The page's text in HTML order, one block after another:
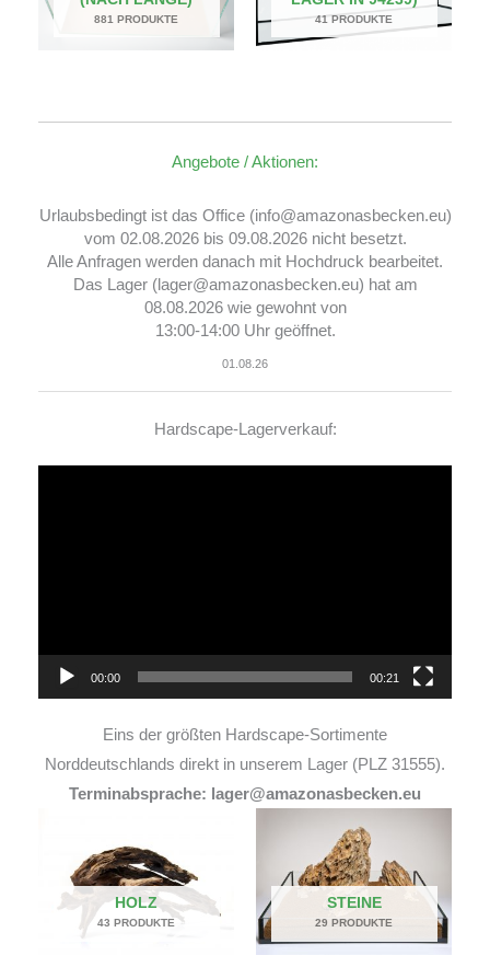
881 PRODUKTE 41 PRODUKTE
Angebote / Aktionen:
Urlaubsbedingt ist das Office (info@amazonasbecken.eu)
vom 02.08.2026 bis 09.08.2026 nicht besetzt.
Alle Anfragen werden danach mit Hochdruck bearbeitet.
Das Lager (lager@amazonasbecken.eu) hat am
08.08.2026 wie gewohnt von
13:00-14:00 Uhr geöffnet.
01.08.26
Hardscape-Lagerverkauf:
00:00 00:21
Eins der größten Hardscape-Sortimente
Norddeutschlands direkt in unserem Lager (PLZ 31555).
Terminabsprache: lager@amazonasbecken.eu
HOLZ
43 PRODUKTE
STEINE
29 PRODUKTE